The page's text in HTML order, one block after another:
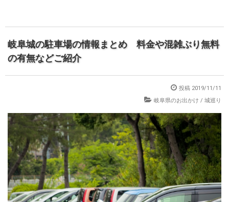
岐阜城の駐車場の情報まとめ 料金や混雑ぶり無料
の有無などご紹介
投稿 2019/11/11
岐阜県のお出かけ / 城巡り